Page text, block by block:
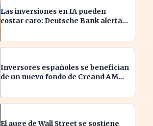
Las inversiones en IA pueden
costar caro: Deutsche Bank alerta a
Inversores españoles se benefician
de un nuevo fondo de Creand AM
El auge de Wall Street se sostiene